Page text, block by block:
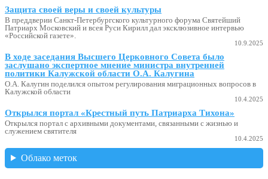
Защита своей веры и своей культуры
В преддверии Санкт-Петербургского культурного форума Святейший
Патриарх Московский и всея Руси Кирилл дал эксклюзивное интервью
«Российской газете».
10.9.2025
В ходе заседания Высшего Церковного Совета было
заслушано экспертное мнение министра внутренней
политики Калужской области О.А. Калугина
О.А. Калугин поделился опытом регулирования миграционных вопросов в
Калужской области
10.4.2025
Открылся портал «Крестный путь Патриарха Тихона»
Открылся портал с архивными документами, связанными с жизнью и
служением святителя
10.4.2025
Облако меток